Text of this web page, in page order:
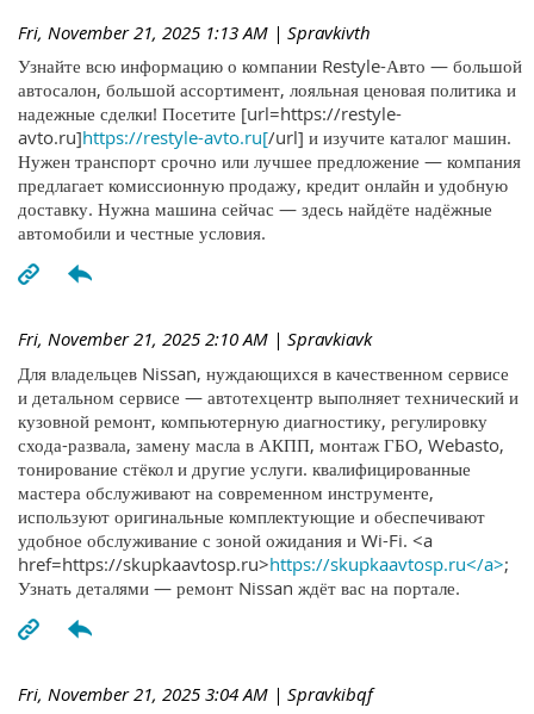
Fri, November 21, 2025 1:13 AM | Spravkivth
Узнайте всю информацию о компании Restyle-Авто — большой
автосалон, большой ассортимент, лояльная ценовая политика и
надежные сделки! Посетите [url=https://restyle-
avto.ru]https://restyle-avto.ru[/url] и изучите каталог машин.
Нужен транспорт срочно или лучшее предложение — компания
предлагает комиссионную продажу, кредит онлайн и удобную
доставку. Нужна машина сейчас — здесь найдёте надёжные
автомобили и честные условия.
Fri, November 21, 2025 2:10 AM | Spravkiavk
Для владельцев Nissan, нуждающихся в качественном сервисе
и детальном сервисе — автотехцентр выполняет технический и
кузовной ремонт, компьютерную диагностику, регулировку
схода-развала, замену масла в АКПП, монтаж ГБО, Webasto,
тонирование стёкол и другие услуги. квалифицированные
мастера обслуживают на современном инструменте,
используют оригинальные комплектующие и обеспечивают
удобное обслуживание с зоной ожидания и Wi-Fi. <a
href=https://skupkaavtosp.ru>https://skupkaavtosp.ru</a>;
Узнать деталями — ремонт Nissan ждёт вас на портале.
Fri, November 21, 2025 3:04 AM | Spravkibqf